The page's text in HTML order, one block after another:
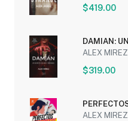
$419.00
DAMIAN:
PERVERSO
ALEX MIREZ
$319.00
MENTIRAS
ALEX MIREZ